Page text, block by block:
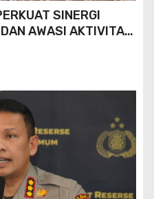
SINERGI
AWASI AKTIVITAS
UTARA